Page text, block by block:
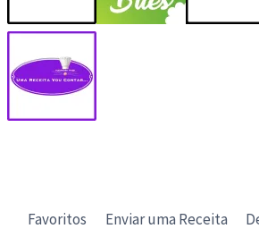
Favoritos Enviar uma Receita